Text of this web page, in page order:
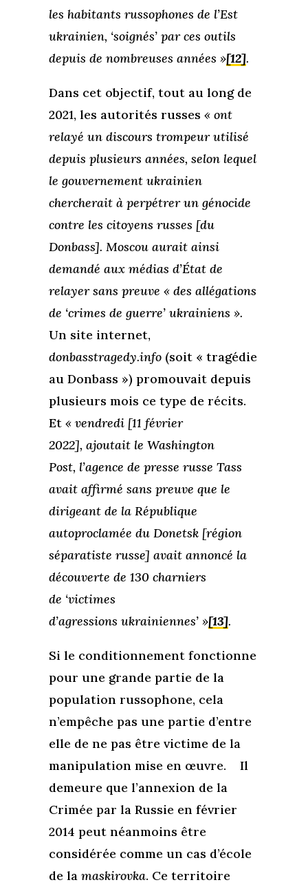
les habitants russophones de l’Est
ukrainien, ‘soignés’ par ces outils
depuis de nombreuses années »[12].
Dans cet objectif, tout au long de
2021, les autorités russes « ont
relayé un discours trompeur utilisé
depuis plusieurs années, selon lequel
le gouvernement ukrainien
chercherait à perpétrer un génocide
contre les citoyens russes [du
Donbass]. Moscou aurait ainsi
demandé aux médias d’État de
relayer sans preuve « des allégations
de ‘crimes de guerre’ ukrainiens ».
Un site internet,
donbasstragedy.info(soit « tragédie
au Donbass ») promouvait depuis
plusieurs mois ce type de récits.
Et « vendredi [11 février
2022], ajoutait le Washington
Post, l’agence de presse russe Tass
avait affirmé sans preuve que le
dirigeant de la République
autoproclamée du Donetsk [région
séparatiste russe] avait annoncé la
découverte de 130 charniers
de ‘victimes
d’agressions ukrainiennes’ »[13].
Si le conditionnement fonctionne
pour une grande partie de la
population russophone, cela
n’empêche pas une partie d’entre
elle de ne pas être victime de la
manipulation mise en œuvre. Il
demeure que l’annexion de la
Crimée par la Russie en février
2014 peut néanmoins être
considérée comme un cas d’école
de la maskirovka. Ce territoire